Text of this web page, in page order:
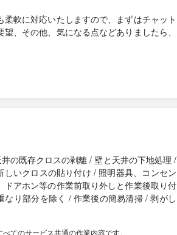
軟に対応いたしますので、まずはチャット
、その他、気になる点などありましたら、
の既存クロスの剥離 / 壁と天井の下地処理 /
いクロスの貼り付け / 照明器具、コンセン
ドアホン等の作業前取り外しと作業後取り付
り部分を除く / 作業後の簡易清掃 / 剥がし
てのサービス共通の作業内容です。